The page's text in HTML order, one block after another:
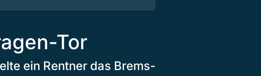
Tor
ein Rentner das Brems-